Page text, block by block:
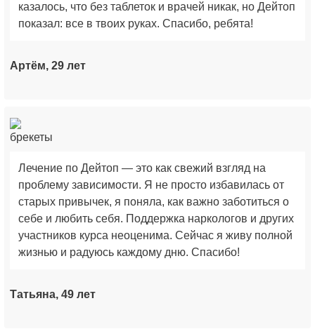
казалось, что без таблеток и врачей никак, но Дейтоп
показал: все в твоих руках. Спасибо, ребята!
Артём, 29 лет
Лечение по Дейтоп — это как свежий взгляд на
проблему зависимости. Я не просто избавилась от
старых привычек, я поняла, как важно заботиться о
себе и любить себя. Поддержка наркологов и других
участников курса неоценима. Сейчас я живу полной
жизнью и радуюсь каждому дню. Спасибо!
Татьяна, 49 лет